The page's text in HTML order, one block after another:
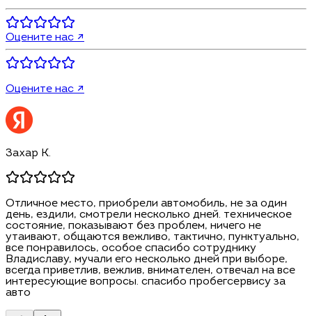
Оцените нас ↗
Оцените нас ↗
Захар К.
Отличное место, приобрели автомобиль, не за один
день, ездили, смотрели несколько дней. техническое
состояние, показывают без проблем, ничего не
утаивают, общаются вежливо, тактично, пунктуально,
все понравилось, особое спасибо сотруднику
Владиславу, мучали его несколько дней при выборе,
всегда приветлив, вежлив, внимателен, отвечал на все
интересующие вопросы. спасибо пробегсервису за
авто